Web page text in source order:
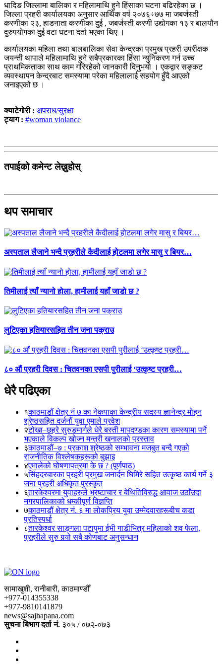
धादिङ जिल्लामा बालिका र महिलामाथि हुने हिंसाका घटना बढिरहेका छ ।
जिल्ला प्रहरी कार्यालयका अनुसार आर्थिक वर्ष २०७६÷७७ मा जबर्जस्ती
करणीका २३, हाडनाता करणीका दुई , जबर्जस्ती करणी उद्योगका १३ र बालयौन
दुरुपयोगका दुई वटा घटना दर्ता भएका थिए ।
कार्यालयका महिला तथा बालबालिका सेवा केन्द्रका प्रमुख प्रहरी उपरीक्षक
जयन्ती थापाले महिलामाथि हुने सबैप्रकारका हिंसा न्युनिकरण गर्न उच्च
प्राथमिकताका साथ काम गरिरहेको जानकारी दिनुभयो । एकद्वार सङ्कट
व्यवस्थापन केन्द्रबाट समस्यामा परेका महिलालाई सहयोग हुँदै आएको
जनाइएको छ ।
क्याटेगोरी : अपराध/सुरक्षा
ट्याग : #woman violance
तपाईको कमेन्ट लेख्नुहोस्
थप समाचार
अस्पताल लैजाने भन्दै प्रहरीले कैदीलाई होटलमा लगेर मासु र बियर…
तिमीलाई त्याँ न्यानो होला, हामीलाई यहाँ जाडो छ ?
लुटिएका हतियारसहित तीन जना पक्राउ
८० औं प्रहरी दिवस : चितवनका एसपी पुरीलाई ‘उत्कृष्ट प्रहरी…
धेरै पढिएका
१काठमाडौं क्षेत्र नं ७ का नेकपाका केन्द्रीय सदस्य ज्ञानेन्द्र मोहन
श्रेष्ठसहित दर्जनौं युवा एमाले प्रवेश
२टोखा–छहरे सुरुङमार्गले धेरै बस्ती मापदण्डका कारण समस्यामा पर्ने
भएकाले विकल्प खोज्न मन्त्री खनालको प्रस्ताव
३काठमाडौं–७ : प्रकाश श्रेष्ठको सम्भावना मजबुत बन्दै गएको
राजनीतिक विश्लेषकहरूको बुझाइ
४एमालेको घोषणापत्रमा के छ ? (पूर्णपाठ)
५सिंहदरबारका प्रहरी प्रमुख जनार्दन घिमिरे सहित उत्कृष्ठ कार्य गर्ने ३
जना प्रहरी अधिकृत पुरस्कृत
६तारकेश्वरमा युवाहरुले भ्रष्टाचार र बेथितिविरुद्ध आवाज उठाँउदा
नगरपालिकाको धम्कीपूर्ण विज्ञप्ति
७काठमाडौं क्षेत्र नं. ६ मा लोकप्रिय युवा उम्मेदवारहरूबीच कडा
प्रतिस्पर्धा
८तारकेश्वर साङ्गला पटापुमा ईभी गाडीभित्र महिलाको शव फेला,
प्रहरीले सुरु गर्‍यो सबै कोणबाट अनुसन्धान
सामाखुशी, रानीबारी, काठमाण्डौँ
+977-014355338
+977-9810141879
news@sajhapana.com
सुचना बिभाग दर्ता नं. ३०५ / ०७२-०७३